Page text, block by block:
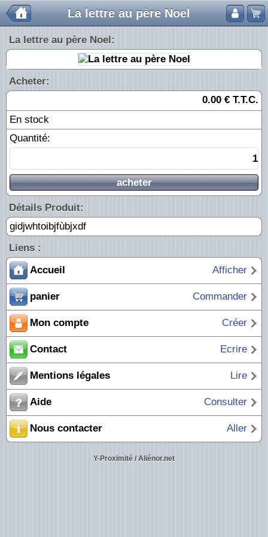
La lettre au père Noel
La lettre au père Noel:
Acheter:
0.00 € T.T.C.
En stock
Quantité:
acheter
Détails Produit:
gidjwhtoibjfùbjxdf
Liens :
Accueil
Afficher
panier Commander
Mon compte Créer
Contact Ecrire
Mentions légales Lire
Aide Consulter
Nous contacter Aller
Y-Proximité / Aliénor.net